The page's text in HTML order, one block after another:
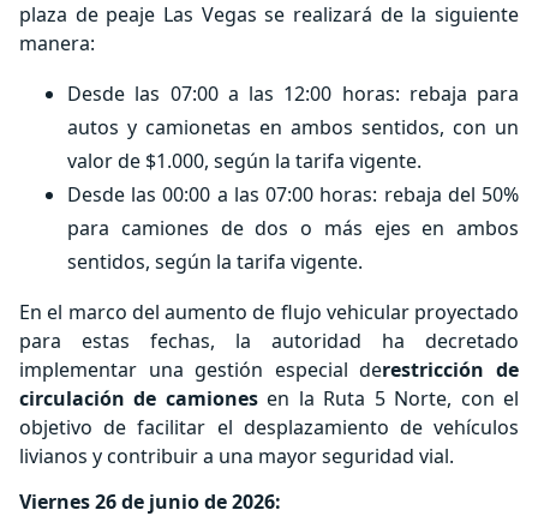
plaza de peaje Las Vegas se realizará de la siguiente
manera:
Desde las 07:00 a las 12:00 horas: rebaja para
autos y camionetas en ambos sentidos, con un
valor de $1.000, según la tarifa vigente.
Desde las 00:00 a las 07:00 horas: rebaja del 50%
para camiones de dos o más ejes en ambos
sentidos, según la tarifa vigente.
En el marco del aumento de flujo vehicular proyectado
para estas fechas, la autoridad ha decretado
implementar una gestión especial derestricción de
circulación de camionesen la Ruta 5 Norte, con el
objetivo de facilitar el desplazamiento de vehículos
livianos y contribuir a una mayor seguridad vial.
Viernes 26 de junio de 2026: